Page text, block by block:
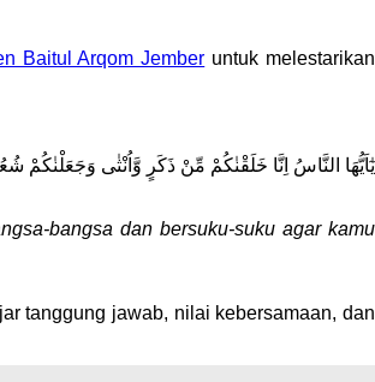
Baitul Arqom Jember untuk melestarikan
يٰٓاَيُّهَا النَّاسُ اِنَّا خَلَقْنٰكُمْ مِّنْ ذَكَرٍ وَّاُنْثٰى وَجَعَلْنٰكُمْ
bangsa dan bersuku-suku agar kamu
tanggung jawab, nilai kebersamaan, dan